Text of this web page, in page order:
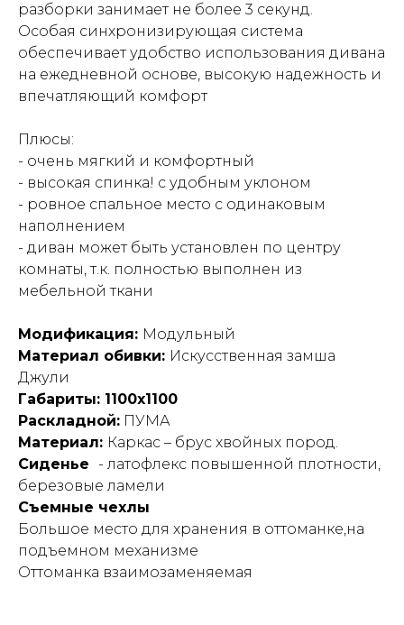
разборки занимает не более 3 секунд.
Особая синхронизирующая система
обеспечивает удобство использования дивана
на ежедневной основе, высокую надежность и
впечатляющий комфорт
Плюсы:
- очень мягкий и комфортный
- высокая спинка! с удобным уклоном
- ровное спальное место с одинаковым
наполнением
- диван может быть установлен по центру
комнаты, т.к. полностью выполнен из
мебельной ткани
Модификация: Модульный
Материал обивки: Искусственная замша
Джули
Габариты: 1100х1100
Раскладной: ПУМА
Материал: Каркас – брус хвойных пород.
Сиденье - латофлекс повышенной плотности,
березовые ламели
Съемные чехлы
Большое место для хранения в оттоманке,на
подъемном механизме
Оттоманка взаимозаменяемая